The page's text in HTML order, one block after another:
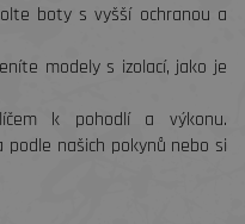
boty s vyšší ochranou a
modely s izolací, jako je
k pohodlí a výkonu.
podle našich pokynů nebo si